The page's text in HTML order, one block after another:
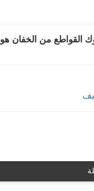
القواطع من الخفان هو